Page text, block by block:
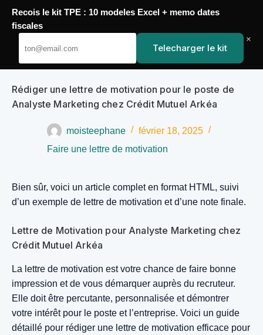
Passer
au
contenu
YoupiJobs
Rédiger une lettre de motivation pour le poste de
Analyste Marketing chez Crédit Mutuel Arkéa
moisteephane
février 18, 2025
Faire une lettre de motivation
Bien sûr, voici un article complet en format HTML, suivi
d’un exemple de lettre de motivation et d’une note finale.
Lettre de Motivation pour Analyste Marketing chez
Crédit Mutuel Arkéa
La lettre de motivation est votre chance de faire bonne
impression et de vous démarquer auprès du recruteur.
Elle doit être percutante, personnalisée et démontrer
votre intérêt pour le poste et l’entreprise. Voici un guide
détaillé pour rédiger une lettre de motivation efficace pour
Recois le kit TPE : 10 modeles Excel + memo dates
fiscales
Telecharger le kit
×